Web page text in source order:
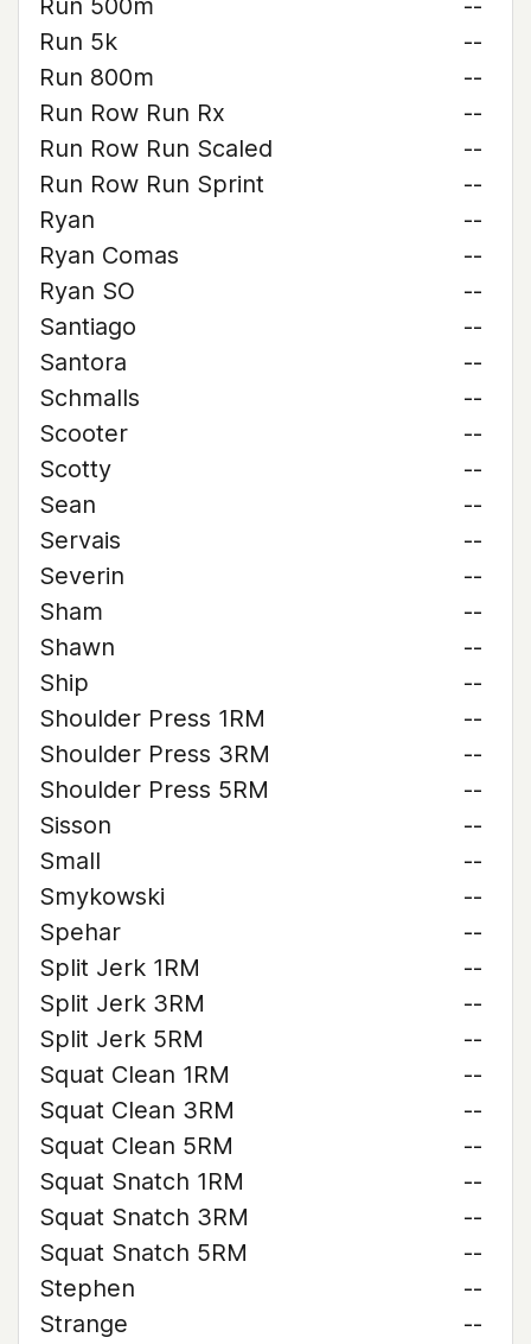
Run 500m
--
Run 5k
--
Run 800m
--
Run Row Run Rx
--
Run Row Run Scaled
--
Run Row Run Sprint
--
Ryan
--
Ryan Comas
--
Ryan SO
--
Santiago
--
Santora
--
Schmalls
--
Scooter
--
Scotty
--
Sean
--
Servais
--
Severin
--
Sham
--
Shawn
--
Ship
--
Shoulder Press 1RM
--
Shoulder Press 3RM
--
Shoulder Press 5RM
--
Sisson
--
Small
--
Smykowski
--
Spehar
--
Split Jerk 1RM
--
Split Jerk 3RM
--
Split Jerk 5RM
--
Squat Clean 1RM
--
Squat Clean 3RM
--
Squat Clean 5RM
--
Squat Snatch 1RM
--
Squat Snatch 3RM
--
Squat Snatch 5RM
--
Stephen
--
Strange
--